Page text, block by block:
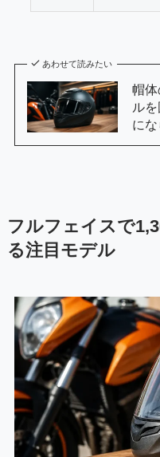
あわせて読みたい
帽
ル
に
フルフェイスで
る注目モデル